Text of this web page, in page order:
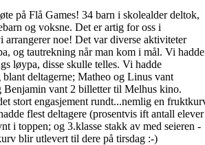
på Flå Games! 34 barn i skolealder deltok,
og voksne. Det er artig for oss i
arrangerer noe! Det var diverse aktiviteter
og tautrekning når man kom i mål. Vi hadde
løypa, disse skulle telles. Vi hadde
deltagerne; Matheo og Linus vant
Benjamin vant 2 billetter til Melhus kino.
stort engasjement rundt...nemlig en
flest deltagere (prosentvis ift antall
i toppen; og 3.klasse stakk av med seieren -
blir utlevert til dere på tirsdag :-)